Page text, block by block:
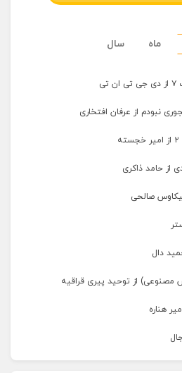
ماه سال
نبودم از عرفان افتخاری
از حامد ذاکری
صالحی
دال
مصنوعی) از توحید پیری قراقیه
هناره